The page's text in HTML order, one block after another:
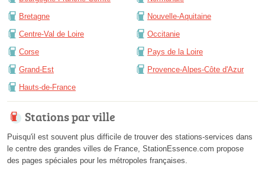
Bretagne
Centre-Val de Loire
Corse
Grand-Est
Hauts-de-France
Nouvelle-Aquitaine
Occitanie
Pays de la Loire
Provence-Alpes-Côte d'Azur
Stations par ville
Puisqu'il est souvent plus difficile de trouver des stations-services dans
le centre des grandes villes de France, StationEssence.com propose
des pages spéciales pour les métropoles françaises.